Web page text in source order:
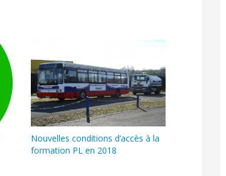
Nouvelles conditions d’accès à la
formation PL en 2018